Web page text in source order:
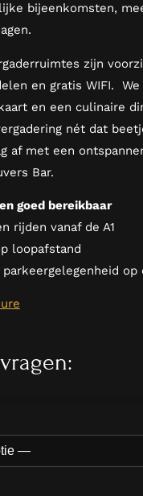
bijeenkomsten,
zijn
en gratis WIFI.
en een culinaire
nét dat
af met een
Bar.
goed bereikbaar
rijden vanaf de A1
loopafstand
op